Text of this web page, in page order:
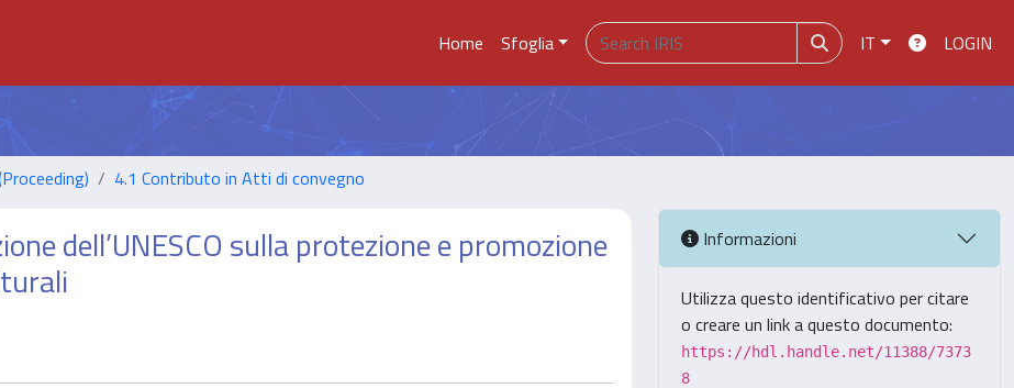
Home Sfoglia IT LOGIN
4.1 Contributo in Atti di convegno
dell’UNESCO sulla protezione e promozione Informazioni
Utilizza questo identificativo per citare
o creare un link a questo documento:
https://hdl.handle.net/11388/7373
8